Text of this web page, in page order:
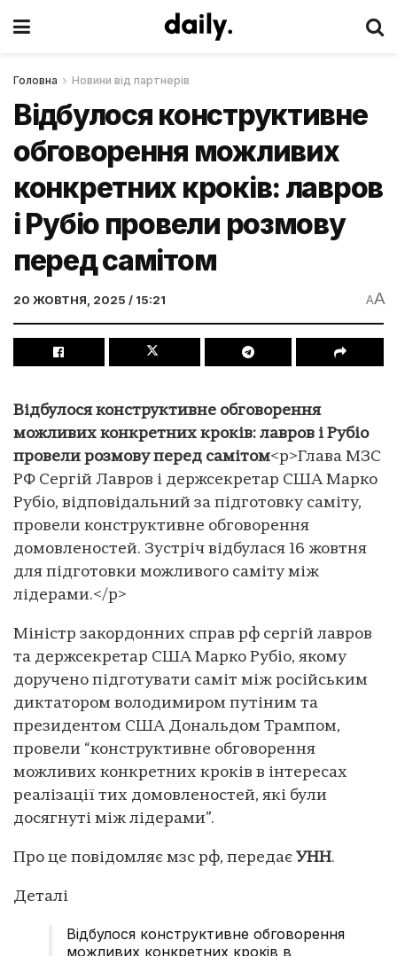
Головна Новини від партнерів
Відбулося конструктивне
обговорення можливих
конкретних кроків: лавров
і Рубіо провели розмову
перед самітом
20 ЖОВТНЯ, 2025 / 15:21 AA
Відбулося конструктивне обговорення
можливих конкретних кроків: лавров і Рубіо
провели розмову перед самітом<p>Глава МЗС
РФ Сергій Лавров і держсекретар США Марко
Рубіо, відповідальний за підготовку саміту,
провели конструктивне обговорення
домовленостей. Зустріч відбулася 16 жовтня
для підготовки можливого саміту між
лідерами.</p>
Міністр закордонних справ рф сергій лавров
та держсекретар США Марко Рубіо, якому
доручено підготувати саміт між російським
диктатором володимиром путіним та
президентом США Дональдом Трампом,
провели “конструктивне обговорення
можливих конкретних кроків в інтересах
реалізації тих домовленостей, які були
досягнуті між лідерами”.
Про це повідомляє мзс рф, передає УНН.
Деталі
Відбулося конструктивне обговорення
можливих конкретних кроків в